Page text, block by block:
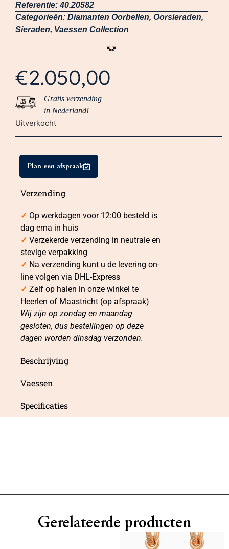
Referentie:40.20582
Categorieën: Diamanten Oorbellen, Oorsieraden,
Sieraden, Vaessen Collection
€2.050,00
Gratis verzending
in Nederland!
Uitverkocht
Plan een afspraak
Verzending
✓ Op werkdagen voor 12:00 besteld is
dag erna in huis
✓ Verzekerde verzending in neutrale en
stevige verpakking
✓ Na verzending kunt u de levering on-
line volgen via DHL-Express
✓ Zelf op halen in onze winkel te
Heerlen of Maastricht (op afspraak)
Wij zijn op zondag en maandag
gesloten, dus bestellingen op deze
dagen worden dinsdag verzonden.
Beschrijving
Vaessen
Specificaties
Gerelateerde producten